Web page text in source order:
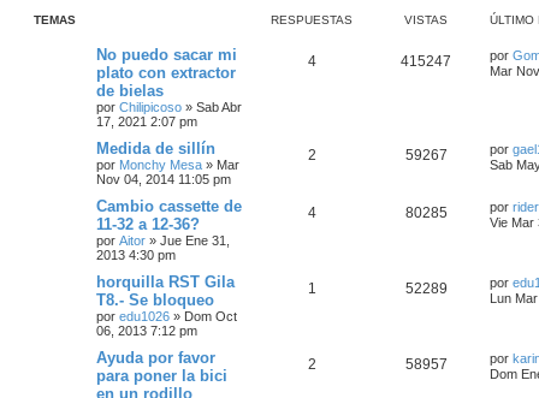
TEMAS RESPUESTAS VISTAS ÚLTIMO
No puedo sacar mi
plato con extractor
de bielas
por Chilipicoso » Sab Abr
17, 2021 2:07 pm
4 415247 por
Mar
Medida de sillín
por Monchy Mesa » Mar
Nov 04, 2014 11:05 pm
2 59267 por
Sab
Cambio cassette de
11-32 a 12-36?
por Aitor » Jue Ene 31,
2013 4:30 pm
4 80285 por
Vie Mar
horquilla RST Gila
T8.- Se bloqueo
por edu1026 » Dom Oct
06, 2013 7:12 pm
1 52289 por
Lun
Ayuda por favor
para poner la bici
en un rodillo
2 58957 por
Dom